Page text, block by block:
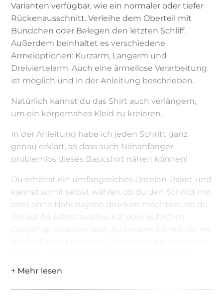
Varianten verfügbar, wie ein normaler oder tiefer
Rückenausschnitt. Verleihe dem Oberteil mit
Bündchen oder Belegen den letzten Schliff.
Außerdem beinhaltet es verschiedene
Ärmeloptionen: Kurzarm, Langarm und
Dreiviertelarm. Auch eine ärmellose Verarbeitung
ist möglich und in der Anleitung beschrieben.
Natürlich kannst du das Shirt auch verlängern,
um ein körpernahes Kleid zu kreieren.
In der Anleitung habe ich jeden Schritt ganz
genau erklärt, so dass auch Nähanfänger
problemlos dieses Basicshirt nähen können!
Du erhältst ein umfangreiches Dateien-Paket und
kannst somit selbst wählen ob du den Schnitt mit
oder ohne Nahtzugabe drucken möchtest, ob du
ihn auf A4 selbst ausdruckst oder auf A0 im
dass dir nur die Linien angezeigt werden, die du